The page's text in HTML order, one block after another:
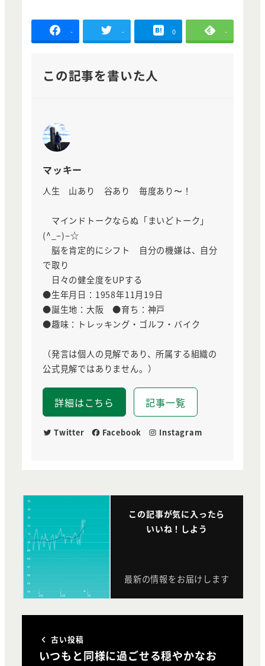
- - 0 -
この記事を書いた人
マッキー
人生 山あり 谷あり 毎度あり〜！
マインドトークならぬ「まいどトーク」
(^_−)−☆
脳を肯定的にシフト 自分の機嫌は、自分
で取り
日々の健全度をUPする
●生年月日：1958年11月19日
●誕生地：大阪 ●育ち：神戸
●趣味：トレッキング・ゴルフ・バイク
（発言は個人の見解であり、所属する組織の
公式見解ではありません。）
詳細はこちら 記事一覧
Twitter Facebook Instagram
この記事が気に入ったら
いいね！しよう
最新の情報をお届けします
古い投稿
いつもと同様に過ごせる穏やかなお